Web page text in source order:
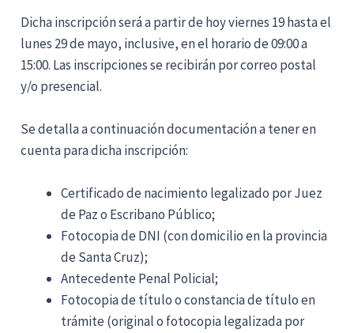
Dicha inscripción será a partir de hoy viernes 19 hasta el
lunes 29 de mayo, inclusive, en el horario de 09:00 a
15:00. Las inscripciones se recibirán por correo postal
y/o presencial.
Se detalla a continuación documentación a tener en
cuenta para dicha inscripción:
Certificado de nacimiento legalizado por Juez
de Paz o Escribano Público;
Fotocopia de DNI (con domicilio en la provincia
de Santa Cruz);
Antecedente Penal Policial;
Fotocopia de título o constancia de título en
trámite (original o fotocopia legalizada por